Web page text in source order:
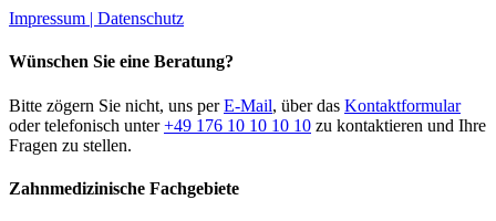
Impressum | Datenschutz
Wünschen Sie eine Beratung?
Bitte zögern Sie nicht, uns perE-Mail, über das Kontaktformular
oder telefonisch unter+49 176 10 10 10 10 zu kontaktieren und Ihre
Fragen zu stellen.
Zahnmedizinische Fachgebiete